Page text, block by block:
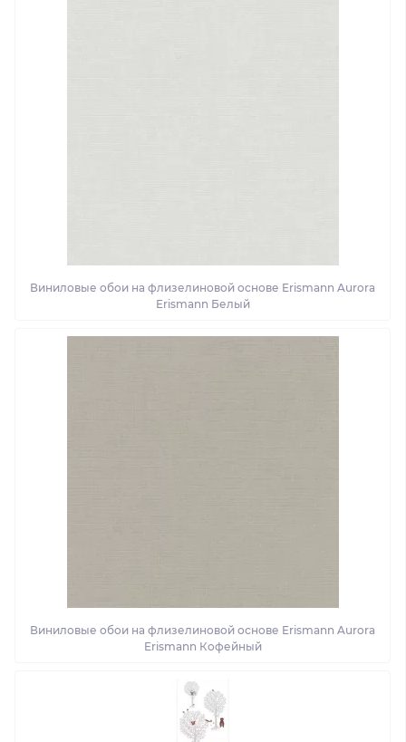
Виниловые обои на флизелиновой основе Erismann Aurora
Erismann Белый
Виниловые обои на флизелиновой основе Erismann Aurora
Erismann Кофейный